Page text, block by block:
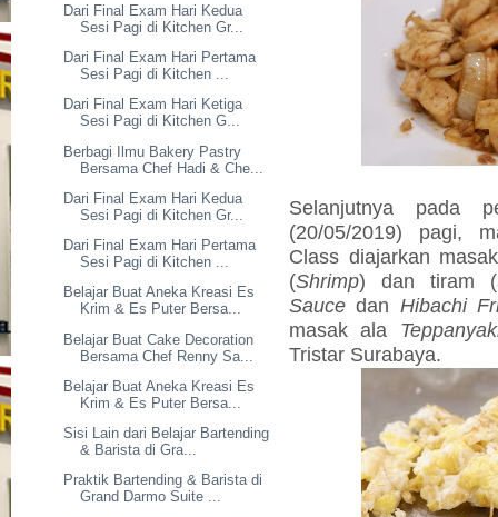
Dari Final Exam Hari Kedua
Sesi Pagi di Kitchen Gr...
Dari Final Exam Hari Pertama
Sesi Pagi di Kitchen ...
Dari Final Exam Hari Ketiga
Sesi Pagi di Kitchen G...
Berbagi Ilmu Bakery Pastry
Bersama Chef Hadi & Che...
Dari Final Exam Hari Kedua
Sesi Pagi di Kitchen Gr...
Dari Final Exam Hari Pertama
Sesi Pagi di Kitchen ...
Belajar Buat Aneka Kreasi Es
Krim & Es Puter Bersa...
Belajar Buat Cake Decoration
Bersama Chef Renny Sa...
Belajar Buat Aneka Kreasi Es
Krim & Es Puter Bersa...
Sisi Lain dari Belajar Bartending
& Barista di Gra...
Praktik Bartending & Barista di
Grand Darmo Suite ...
Selanjutnya pada
(20/05/2019) pagi,
Class diajarkan
(Shrimp) dan tiram (
Sauce dan Hibachi
masak ala
Tristar Surabaya.